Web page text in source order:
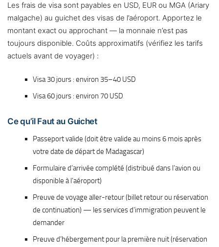
Les frais de visa sont payables en USD, EUR ou MGA (Ariary
malgache) au guichet des visas de l’aéroport. Apportez le
montant exact ou approchant — la monnaie n’est pas
toujours disponible. Coûts approximatifs (vérifiez les tarifs
actuels avant de voyager) :
Visa 30 jours : environ 35–40 USD
Visa 60 jours : environ 70 USD
Ce qu’il Faut au Guichet
Passeport valide (doit être valide au moins 6 mois après
votre date de départ de Madagascar)
Formulaire d’arrivée complété (distribué dans l’avion ou
disponible à l’aéroport)
Preuve de voyage aller-retour (billet retour ou réservation
de continuation) — les services d’immigration peuvent le
demander
Preuve d’hébergement pour la première nuit (réservation